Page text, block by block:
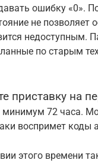
ошибку «0».
не
недоступным.
по старым
приставку на
72 часа.
воспримет коды
этого времени